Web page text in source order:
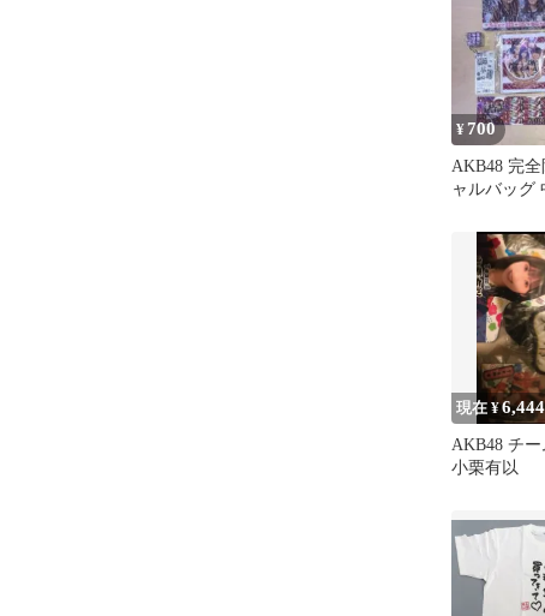
¥700
AKB48 完
ャルバッグ
現在 ¥6,444
AKB48 チー
小栗有以